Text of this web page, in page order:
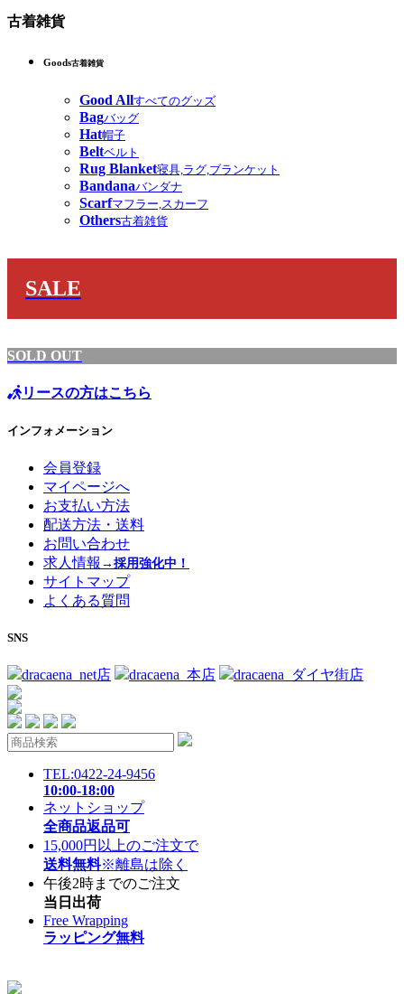
古着雑貨
Goods古着雑貨
Good Allすべてのグッズ
Bagバッグ
Hat帽子
Beltベルト
Rug Blanket寝具,ラグ,ブランケット
Bandanaバンダナ
Scarfマフラー,スカーフ
Others古着雑貨
SALE
SOLD OUT
リースの方はこちら
インフォメーション
会員登録
マイページへ
お支払い方法
配送方法・送料
お問い合わせ
求人情報 →採用強化中！
サイトマップ
よくある質問
SNS
dracaena_net店 dracaena_本店 dracaena_ダイヤ街店
TEL:0422-24-9456
10:00-18:00
ネットショップ
全商品返品可
15,000円以上のご注文で
送料無料※離島は除く
午後2時までのご注文
当日出荷
Free Wrapping
ラッピング無料